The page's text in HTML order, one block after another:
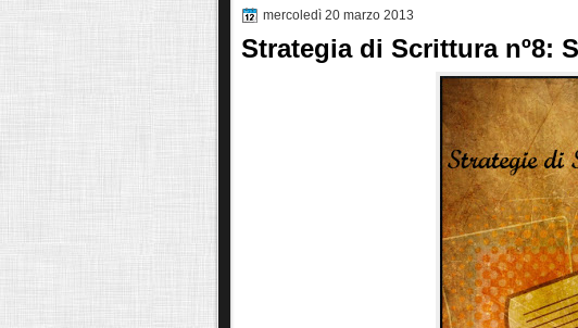
mercoledì 20 marzo 2013
Strategia di Scrittura nº8: